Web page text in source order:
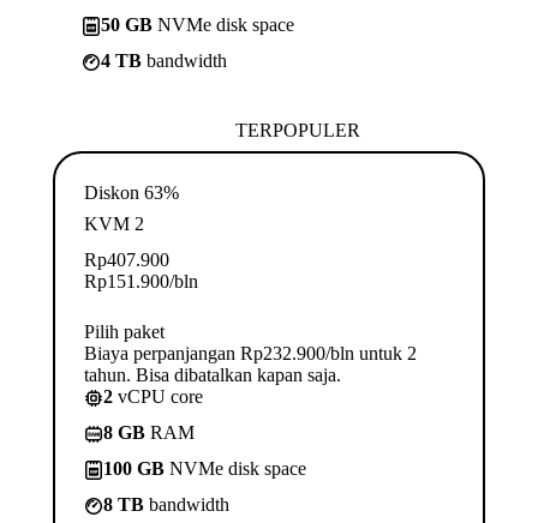
50 GB NVMe disk space
4 TB bandwidth
TERPOPULER
Diskon 63%
KVM 2
Rp407.900
Rp151.900/bln
Pilih paket
Biaya perpanjangan Rp232.900/bln untuk 2
tahun. Bisa dibatalkan kapan saja.
2 vCPU core
8 GB RAM
100 GB NVMe disk space
8 TB bandwidth